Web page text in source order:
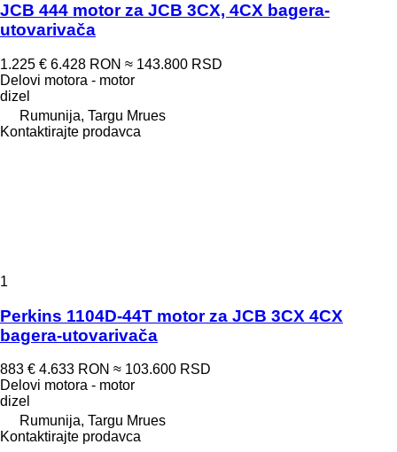
JCB 444 motor za JCB 3CX, 4CX bagera-
utovarivača
1.225 € 6.428 RON ≈ 143.800 RSD
Delovi motora - motor
dizel
Rumunija, Targu Mrues
Kontaktirajte prodavca
1
Perkins 1104D-44T motor za JCB 3CX 4CX
bagera-utovarivača
883 € 4.633 RON ≈ 103.600 RSD
Delovi motora - motor
dizel
Rumunija, Targu Mrues
Kontaktirajte prodavca